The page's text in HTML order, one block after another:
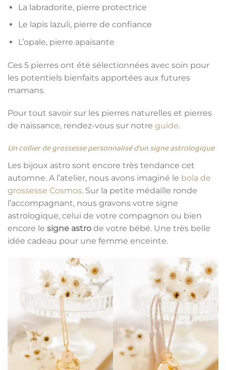
La labradorite, pierre protectrice
Le lapis lazuli, pierre de confiance
L’opale, pierre apaisante
Ces 5 pierres ont été sélectionnées avec soin pour
les potentiels bienfaits apportées aux futures
mamans.
Pour tout savoir sur les pierres naturelles et pierres
de naissance, rendez-vous sur notre guide.
Un collier de grossesse personnalisé d’un signe astrologique
Les bijoux astro sont encore très tendance cet
automne. A l’atelier, nous avons imaginé le bola de
grossesse Cosmos. Sur la petite médaille ronde
l’accompagnant, nous gravons votre signe
astrologique, celui de votre compagnon ou bien
encore le signe astro de votre bébé. Une très belle
idée cadeau pour une femme enceinte.